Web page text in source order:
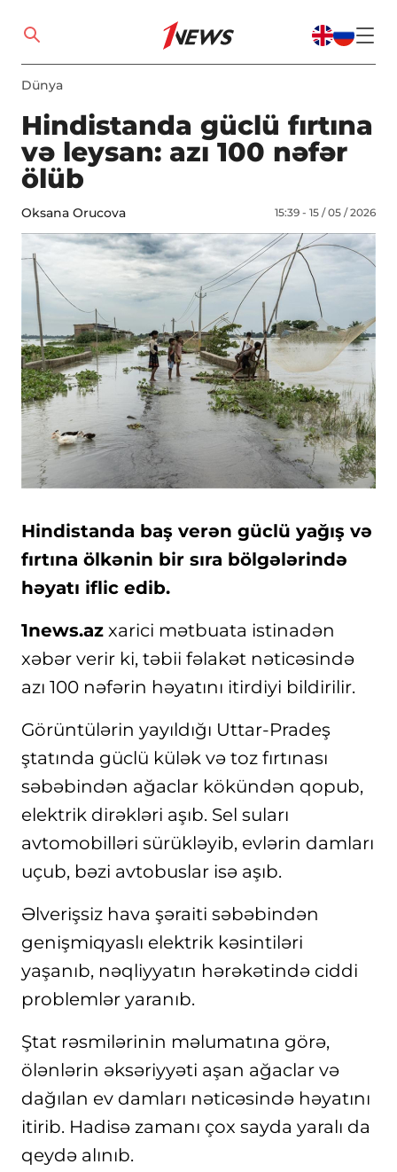
Dünya
Hindistanda güclü fırtına
və leysan: azı 100 nəfər
ölüb
Oksana Orucova 15:39 - 15 / 05 / 2026
Hindistanda baş verən güclü yağış və
fırtına ölkənin bir sıra bölgələrində
həyatı iflic edib.
1news.az xarici mətbuata istinadən
xəbər verir ki, təbii fəlakət nəticəsində
azı 100 nəfərin həyatını itirdiyi bildirilir.
Görüntülərin yayıldığı Uttar-Pradeş
ştatında güclü külək və toz fırtınası
səbəbindən ağaclar kökündən qopub,
elektrik dirəkləri aşıb. Sel suları
avtomobilləri sürükləyib, evlərin damları
uçub, bəzi avtobuslar isə aşıb.
Əlverişsiz hava şəraiti səbəbindən
genişmiqyaslı elektrik kəsintiləri
yaşanıb, nəqliyyatın hərəkətində ciddi
problemlər yaranıb.
Ştat rəsmilərinin məlumatına görə,
ölənlərin əksəriyyəti aşan ağaclar və
dağılan ev damları nəticəsində həyatını
itirib. Hadisə zamanı çox sayda yaralı da
qeydə alınıb.